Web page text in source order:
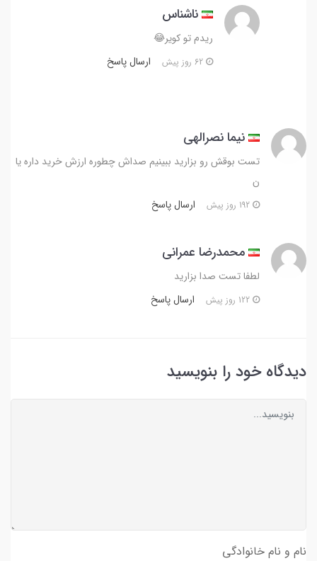
ناشناس
ریدم تو کویر😂
ارسال پاسخ
نیما نصرالهی
تست بوقش رو بزارید ببینیم صداش چطوره ارزش خرید داره یا
ن
ارسال پاسخ
محمد‌رضا عمرانی
لطفا تست صدا بزارید
ارسال پاسخ
دیدگاه خود را بنویسید
نام و نام خانوادگی